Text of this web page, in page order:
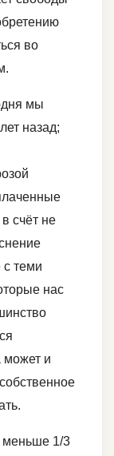
во
мы
назад;
счёт не
с теми
нас
может и
меньше 1/3